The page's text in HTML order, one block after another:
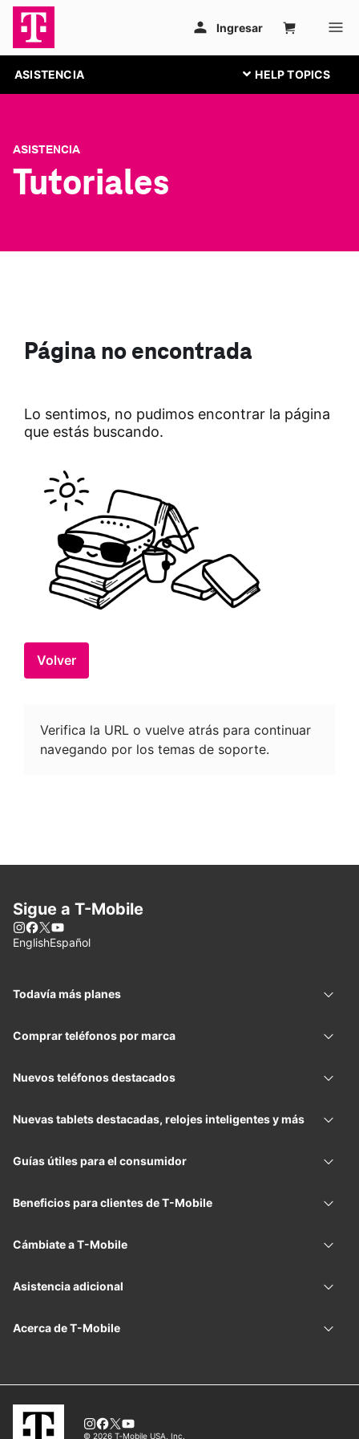
ASISTENCIA
ASISTENCIA
Tutoriales